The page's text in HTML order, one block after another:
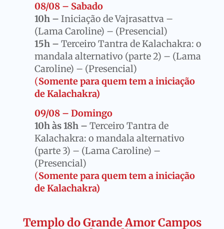
08/08 – Sabado
10h – Iniciação de Vajrasattva –
(Lama Caroline) – (Presencial)
15h – Terceiro Tantra de Kalachakra: o
mandala alternativo (parte 2) – (Lama
Caroline) – (Presencial)
(Somente para quem tem a iniciação
de Kalachakra)
09/08 – Domingo
10h às 18h – Terceiro Tantra de
Kalachakra: o mandala alternativo
(parte 3) – (Lama Caroline) –
(Presencial)
(Somente para quem tem a iniciação
de Kalachakra)
Templo do Grande Amor Campos